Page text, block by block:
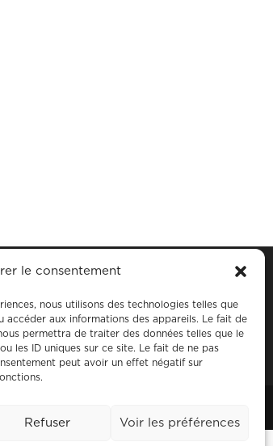
le consentement
nous utilisons des technologies telles que
accéder aux informations des appareils. Le fait de
permettra de traiter des données telles que le
les ID uniques sur ce site. Le fait de ne pas
peut avoir un effet négatif sur
Refuser Voir les préférences